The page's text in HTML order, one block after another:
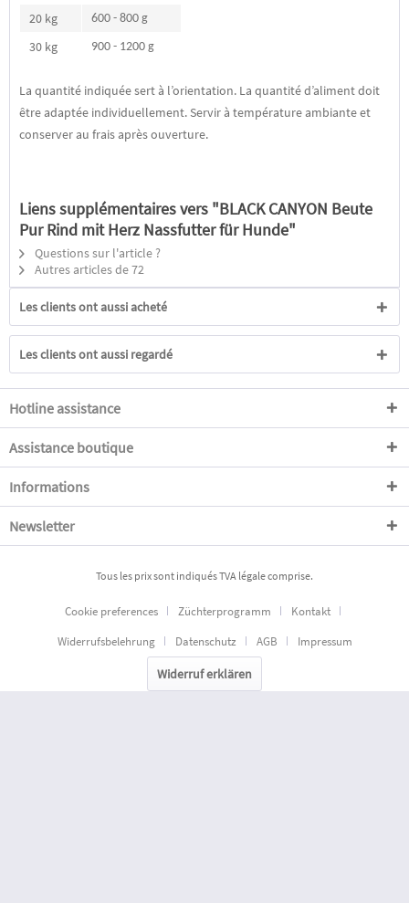
20 kg 600 - 800 g
30 kg 900 - 1200 g
La quantité indiquée sert à l’orientation. La quantité d’aliment doit
être adaptée individuellement. Servir à température ambiante et
conserver au frais après ouverture.
Liens supplémentaires vers "BLACK CANYON Beute
Pur Rind mit Herz Nassfutter für Hunde"
Questions sur l'article ?
Autres articles de 72
Les clients ont aussi acheté
Les clients ont aussi regardé
Hotline assistance
Assistance boutique
Informations
Newsletter
Tous les prix sont indiqués TVA légale comprise.
Cookie preferences Züchterprogramm
Kontakt
Widerrufsbelehrung
Datenschutz AGB Impressum
Widerruf erklären